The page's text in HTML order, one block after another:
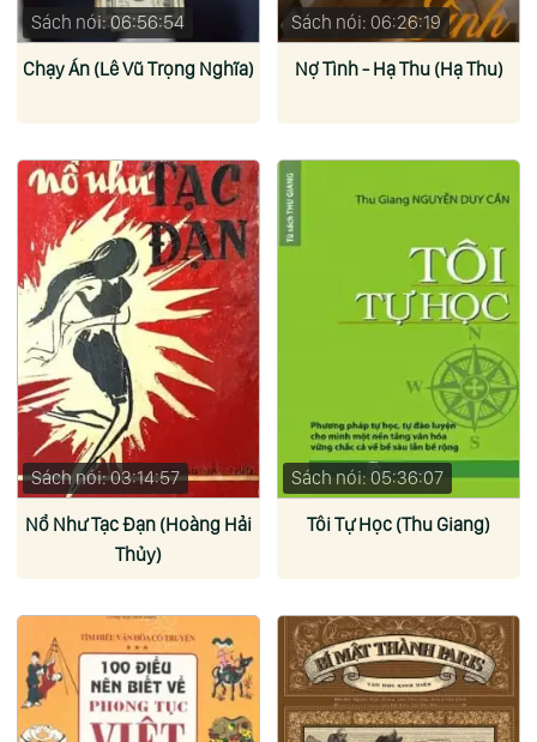
Sách nói: 06:56:54
Chạy Án (Lê Vũ Trọng Nghĩa)
Sách nói: 06:26:19
Nợ Tình - Hạ Thu (Hạ Thu)
Sách nói: 03:14:57
Nổ Như Tạc Đạn (Hoàng Hải
Thủy)
Sách nói: 05:36:07
Tôi Tự Học (Thu Giang)